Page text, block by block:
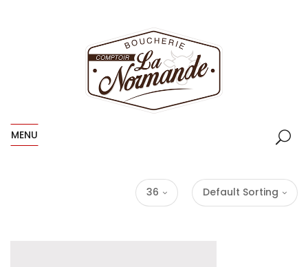
MENU
Default Sorting
36